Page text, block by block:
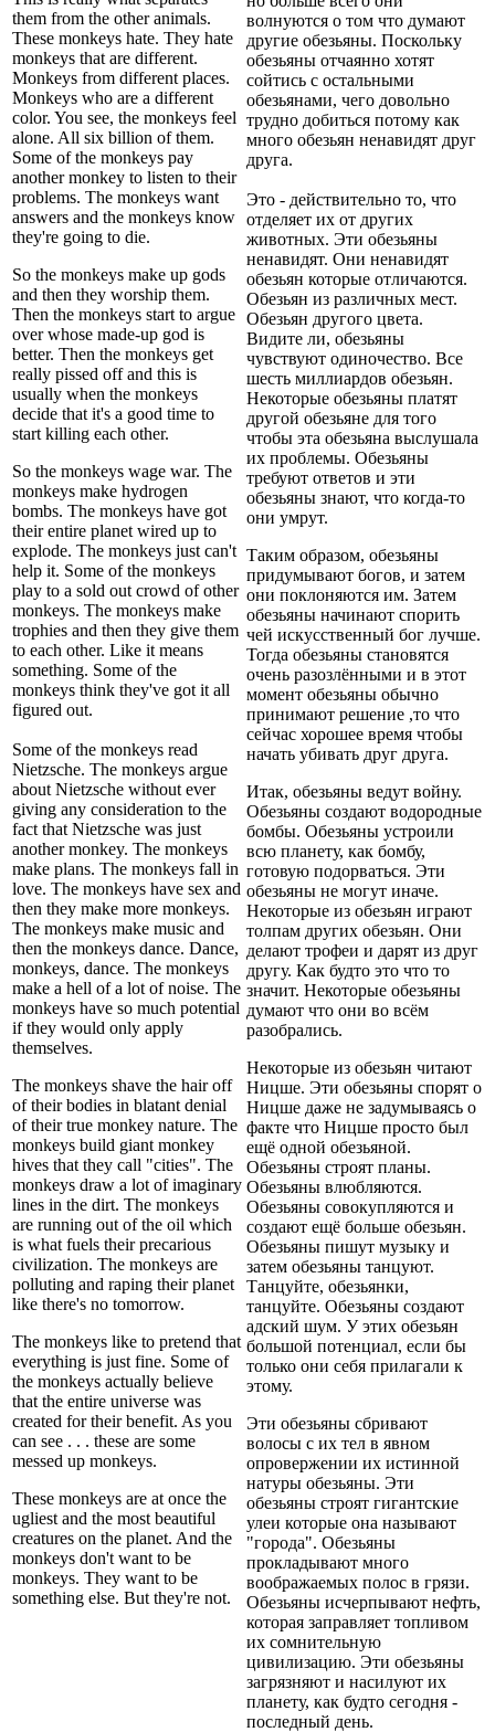
them from the other animals.
These monkeys hate. They hate
monkeys that are different.
Monkeys from different places.
Monkeys who are a different
color. You see, the monkeys feel
alone. All six billion of them.
Some of the monkeys pay
another monkey to listen to their
problems. The monkeys want
answers and the monkeys know
they're going to die.
So the monkeys make up gods
and then they worship them.
Then the monkeys start to argue
over whose made-up god is
better. Then the monkeys get
really pissed off and this is
usually when the monkeys
decide that it's a good time to
start killing each other.
So the monkeys wage war. The
monkeys make hydrogen
bombs. The monkeys have got
their entire planet wired up to
explode. The monkeys just can't
help it. Some of the monkeys
play to a sold out crowd of other
monkeys. The monkeys make
trophies and then they give them
to each other. Like it means
something. Some of the
monkeys think they've got it all
figured out.
Some of the monkeys read
Nietzsche. The monkeys argue
about Nietzsche without ever
giving any consideration to the
fact that Nietzsche was just
another monkey. The monkeys
make plans. The monkeys fall in
love. The monkeys have sex and
then they make more monkeys.
The monkeys make music and
then the monkeys dance. Dance,
monkeys, dance. The monkeys
make a hell of a lot of noise. The
monkeys have so much potential
if they would only apply
themselves.
The monkeys shave the hair off
of their bodies in blatant denial
of their true monkey nature. The
monkeys build giant monkey
hives that they call "cities". The
monkeys draw a lot of imaginary
lines in the dirt. The monkeys
are running out of the oil which
is what fuels their precarious
civilization. The monkeys are
polluting and raping their planet
like there's no tomorrow.
The monkeys like to pretend that
everything is just fine. Some of
the monkeys actually believe
that the entire universe was
created for their benefit. As you
can see . . . these are some
messed up monkeys.
These monkeys are at once the
ugliest and the most beautiful
creatures on the planet. And the
monkeys don't want to be
monkeys. They want to be
something else. But they're not.
волнуются о том что думают
другие обезьяны. Поскольку
обезьяны отчаянно хотят
сойтись с остальными
обезьянами, чего довольно
трудно добиться потому как
много обезьян ненавидят друг
друга.
Это - действительно то, что
отделяет их от других
животных. Эти обезьяны
ненавидят. Они ненавидят
обезьян которые отличаются.
Обезьян из различных мест.
Обезьян другого цвета.
Видите ли, обезьяны
чувствуют одиночество. Все
шесть миллиардов обезьян.
Некоторые обезьяны платят
другой обезьяне для того
чтобы эта обезьяна выслушала
их проблемы. Обезьяны
требуют ответов и эти
обезьяны знают, что когда-то
они умрут.
Таким образом, обезьяны
придумывают богов, и затем
они поклоняются им. Затем
обезьяны начинают спорить
чей искусственный бог лучше.
Тогда обезьяны становятся
очень разозлёнными и в этот
момент обезьяны обычно
принимают решение ,то что
сейчас хорошее время чтобы
начать убивать друг друга.
Итак, обезьяны ведут войну.
Обезьяны создают водородные
бомбы. Обезьяны устроили
всю планету, как бомбу,
готовую подорваться. Эти
обезьяны не могут иначе.
Некоторые из обезьян играют
толпам других обезьян. Они
делают трофеи и дарят из друг
другу. Как будто это что то
значит. Некоторые обезьяны
думают что они во всём
разобрались.
Некоторые из обезьян читают
Ницше. Эти обезьяны спорят о
Ницше даже не задумываясь о
факте что Ницше просто был
ещё одной обезьяной.
Обезьяны строят планы.
Обезьяны влюбляются.
Обезьяны совокупляются и
создают ещё больше обезьян.
Обезьяны пишут музыку и
затем обезьяны танцуют.
Танцуйте, обезьянки,
танцуйте. Обезьяны создают
адский шум. У этих обезьян
большой потенциал, если бы
только они себя прилагали к
этому.
Эти обезьяны сбривают
волосы с их тел в явном
опровержении их истинной
натуры обезьяны. Эти
обезьяны строят гигантские
улеи которые она называют
"города". Обезьяны
прокладывают много
воображаемых полос в грязи.
Обезьяны исчерпывают нефть,
которая заправляет топливом
их сомнительную
цивилизацию. Эти обезьяны
загрязняют и насилуют их
планету, как будто сегодня -
последный день.